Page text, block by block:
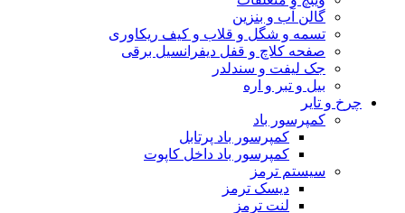
گالن آب و بنزین
تسمه و شگل و قلاب و کیف ریکاوری
صفحه کلاچ و قفل دیفرانسیل برقی
جک لیفت و سندلدر
بیل و تبر و اره
چرخ و تایر
کمپرسور باد
کمپرسور باد پرتابل
کمپرسور باد داخل کاپوت
سیستم ترمز
دیسک ترمز
لنت ترمز